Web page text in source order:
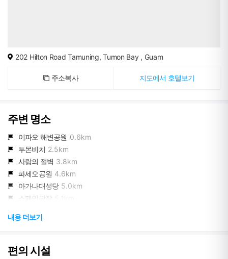
202 Hilton Road Tamuning, Tumon Bay , Guam
주소복사 지도에서 호텔보기
주변 명소
이파오 해변공원 0.6km
투몬비치 2.5km
사랑의 절벽 3.8km
파세오공원 4.6km
아가나대성당 5.0km
스페인광장
피쉬아이마린파크
리티디안 포인트
내용 더보기
편의 시설